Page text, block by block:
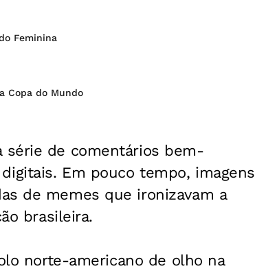
Feminina
Copa do Mundo
série de comentários bem-
Em pouco tempo, imagens
de memes que ironizavam a
brasileira.
norte-americano de olho na